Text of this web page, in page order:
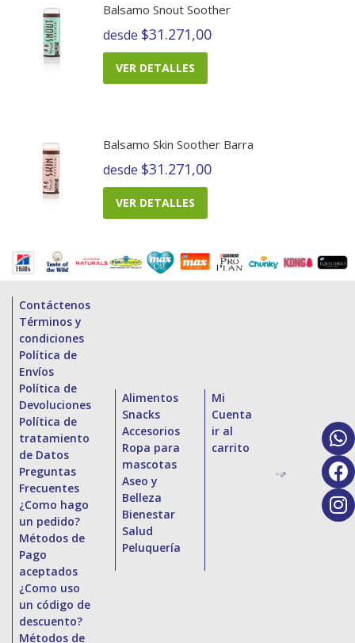
Balsamo Snout Soother
desde $31.271,00
VER DETALLES
Balsamo Skin Soother Barra
desde $31.271,00
VER DETALLES
Contáctenos
Términos y
condiciones
Política de
Envíos
Política de
Devoluciones
Política de
tratamiento
de Datos
Preguntas
Frecuentes
¿Como hago
un pedido?
Métodos de
Pago
aceptados
¿Como uso
un código de
descuento?
Métodos de
Alimentos
Snacks
Accesorios
Ropa para
mascotas
Aseo y
Belleza
Bienestar
Salud
Peluquería
Mi
Cuenta
ir al
carrito